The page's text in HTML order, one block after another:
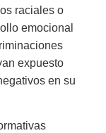
raciales o
emocional
expuesto
en su